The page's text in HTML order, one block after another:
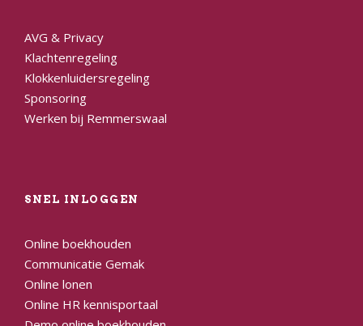
AVG & Privacy
Klachtenregeling
Klokkenluidersregeling
Sponsoring
Werken bij Remmerswaal
SNEL INLOGGEN
Online boekhouden
Communicatie Gemak
Online lonen
Online HR kennisportaal